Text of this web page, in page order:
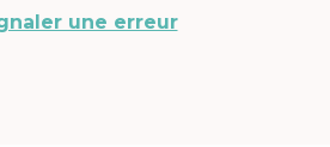
une erreur